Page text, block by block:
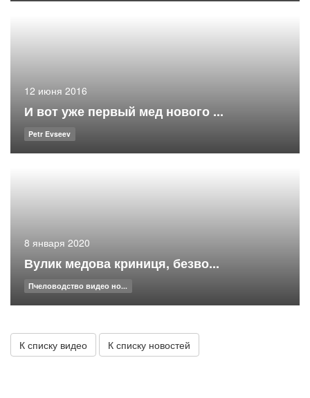
12 июня 2016
И вот уже первый мед нового ...
Petr Evseev
8 января 2020
Вулик медова криниця, безво...
Пчеловодство видео но...
К списку видео К списку новостей